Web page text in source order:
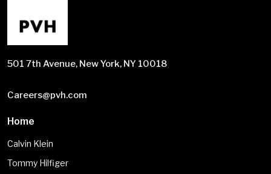
501 7th Avenue, New York, NY 10018
Careers@pvh.com
Home
Calvin Klein
Tommy Hilfiger